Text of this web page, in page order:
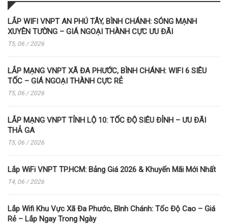
LẮP WIFI VNPT AN PHÚ TÂY, BÌNH CHÁNH: SÓNG MẠNH
XUYÊN TƯỜNG – GIÁ NGOẠI THÀNH CỰC ƯU ĐÃI
T5, 06 / 2026
LẮP MẠNG VNPT XÃ ĐA PHƯỚC, BÌNH CHÁNH: WIFI 6 SIÊU
TỐC – GIÁ NGOẠI THÀNH CỰC RẺ
T5, 06 / 2026
LẮP MẠNG VNPT TỈNH LỘ 10: TỐC ĐỘ SIÊU ĐỈNH – ƯU ĐÃI
THẢ GA
T5, 06 / 2026
Lắp WiFi VNPT TP.HCM: Bảng Giá 2026 & Khuyến Mãi Mới Nhất
T4, 06 / 2026
Lắp Wifi Khu Vực Xã Đa Phước, Bình Chánh: Tốc Độ Cao – Giá
Rẻ – Lắp Ngay Trong Ngày